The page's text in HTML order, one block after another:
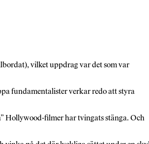
vilket uppdrag var det som var
fundamentalister verkar redo att styra
Hollywood-filmer har tvingats stänga. Och